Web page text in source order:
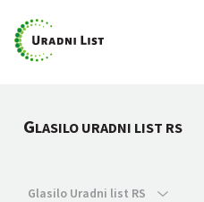
GLASILO URADNI LIST RS
Glasilo Uradni list RS